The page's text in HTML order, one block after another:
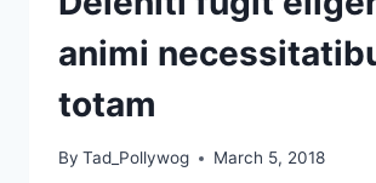
animi
totam
By Tad_Pollywog March 5, 2018